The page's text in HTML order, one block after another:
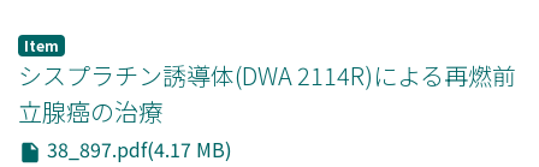
Shigemi
Item
シスプラチン誘導体(DWA 2114R)による再燃前
立腺癌の治療
38_897.pdf(4.17 MB)